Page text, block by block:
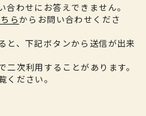
わせにお答えできません。
らからお問い合わせくださ
と、下記ボタンから送信が出来
次利用することがあります。
ください。